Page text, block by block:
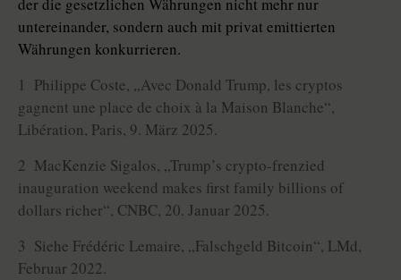
der die gesetzlichen Währungen nicht mehr nur
untereinander, sondern auch mit privat emittierten
Währungen konkurrieren.
1 Philippe Coste, „Avec Donald Trump, les cryptos
gagnent une place de choix à la Maison Blanche“,
Libération, Paris, 9. März 2025.
2 MacKenzie Sigalos, „Trump’s crypto-frenzied
inauguration weekend makes first family billions of
dollars richer“, CNBC, 20. Januar 2025.
3 Siehe Frédéric Lemaire, „Falschgeld Bitcoin“, LMd,
Februar 2022.